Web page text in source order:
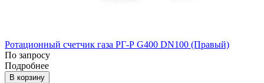
Ротационный счетчик газа РГ-Р G400 DN100 (Правый)
По запросу
Подробнее
В корзину